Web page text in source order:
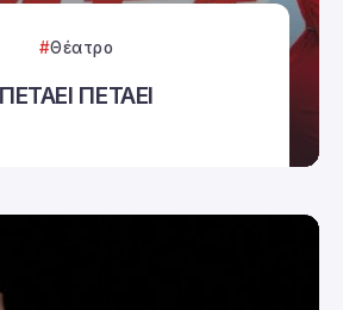
Θέατρο
ΠΕΤΑΕΙ ΠΕΤΑΕΙ